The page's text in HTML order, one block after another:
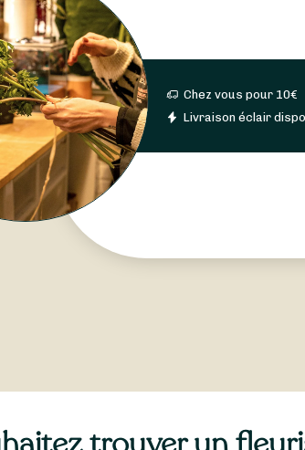
Chez vous pour 10€
Livraison éclair